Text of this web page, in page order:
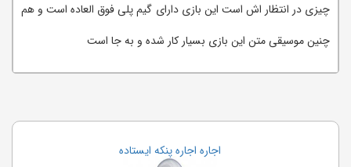
چیزی در انتظار اش است این بازی دارای گیم پلی فوق العاده است و هم
چنین موسیقی متن این بازی بسیار کار شده و به جا است
اجاره اجاره پنکه ایستاده